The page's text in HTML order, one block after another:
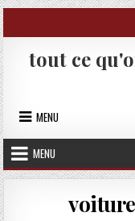
Skip to content
tout ce
MENU
MENU